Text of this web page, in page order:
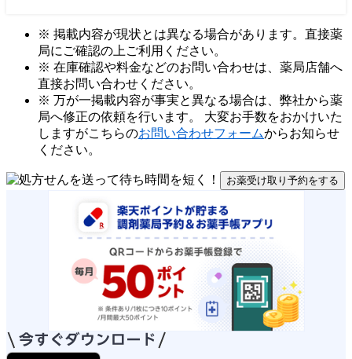
※ 掲載内容が現状とは異なる場合があります。直接薬
局にご確認の上ご利用ください。
※ 在庫確認や料金などのお問い合わせは、薬局店舗へ
直接お問い合わせください。
※ 万が一掲載内容が事実と異なる場合は、弊社から薬
局へ修正の依頼を行います。 大変お手数をおかけいた
しますがこちらのお問い合わせフォームからお知らせ
ください。
お薬受け取り予約をする